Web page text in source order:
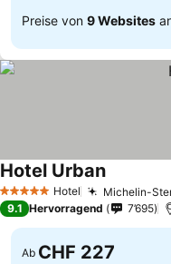
Preise von 9 Websites
5 Sterne Hotel Michelin-
Hotel UrbanPreise
9.1 Hervorragend 7’695
Ab CHF 227